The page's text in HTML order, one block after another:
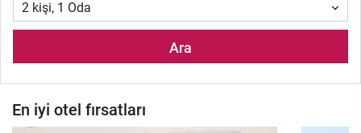
odalar
2 kişi, 1 Oda
Ara
En iyi otel fırsatları